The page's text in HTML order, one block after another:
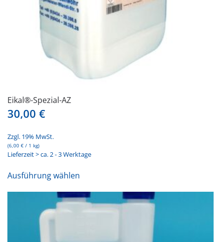
gewählt
Eikal®-Spezial-AZ
30,00 €
Zzgl. 19% MwSt.
(6,00 € / 1 kg)
Lieferzeit > ca. 2 - 3 Werktage
Ausführung wählen
weist
mehrere